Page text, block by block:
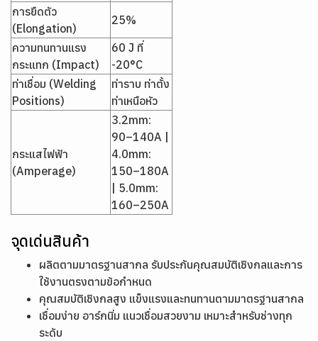
การยืดตัว
(Elongation)
25%
ความทนทานแรง
กระแทก (Impact)
60 J ที่
-20°C
ท่าเชื่อม (Welding
Positions)
ท่าราบ ท่าตั้ง
ท่าเหนือหัว
กระแสไฟฟ้า
(Amperage)
3.2mm:
90–140A |
4.0mm:
150–180A
| 5.0mm:
160–250A
จุดเด่นสินค้า
ผลิตตามมาตรฐานสากล รับประกันคุณสมบัติเชิงกลและการ
ใช้งานตรงตามข้อกำหนด
คุณสมบัติเชิงกลสูง แข็งแรงและทนทานตามมาตรฐานสากล
เชื่อมง่าย อาร์กนิ่ม แนวเชื่อมสวยงาม เหมาะสำหรับช่างทุก
ระดับ